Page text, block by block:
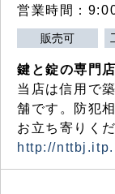
営業時間：
販売可
鍵と錠の専門店
当店は信用で
舗です。防犯
お立ち寄りくだ
http://